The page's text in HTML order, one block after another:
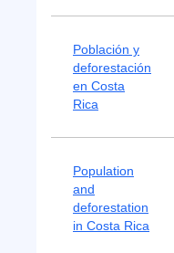
Población y
deforestación
en Costa
Rica
Population
and
deforestation
in Costa Rica